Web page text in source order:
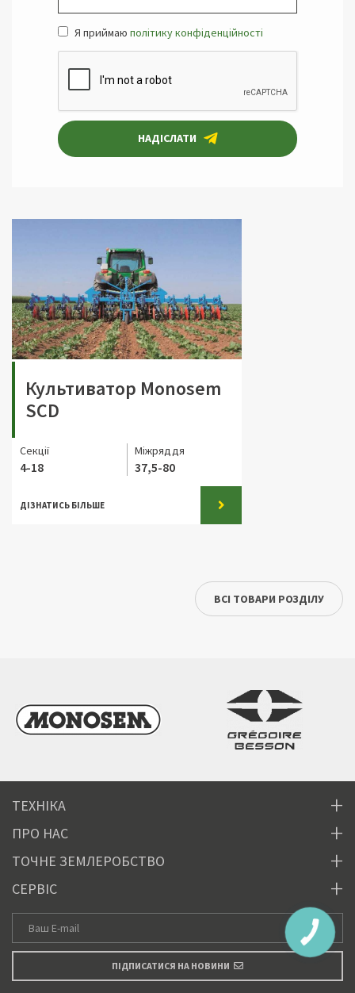
Я приймаю політику конфіденційності
Культиватор Monosem
SCD
Секції
4-18
Міжряддя
37,5-80
ДІЗНАТИСЬ БІЛЬШЕ
ВСІ ТОВАРИ РОЗДІЛУ
ТЕХНІКА
ПРО НАС
ТОЧНЕ ЗЕМЛЕРОБСТВО
СЕРВІС
ПІДПИСАТИСЯ НА НОВИНИ